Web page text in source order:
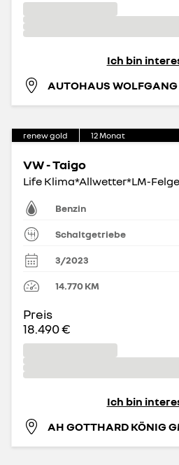
Ich bin
AUTOHAUS WOLFGANG
renew gold 12Monat
VW - Taigo
Life Klima*Allwetter*LM-
Benzin
Schaltgetriebe
3/2023
14.770KM
Preis
18.490 €
Ich bin